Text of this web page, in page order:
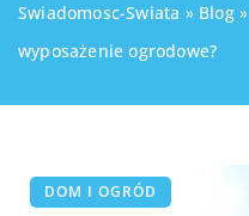
Swiadomosc-Swiata » Blog»
wyposażenie ogrodowe?
DOM I OGRÓD